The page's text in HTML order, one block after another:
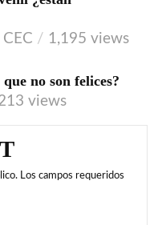
1,195 views
no son felices?
views
Los campos requeridos